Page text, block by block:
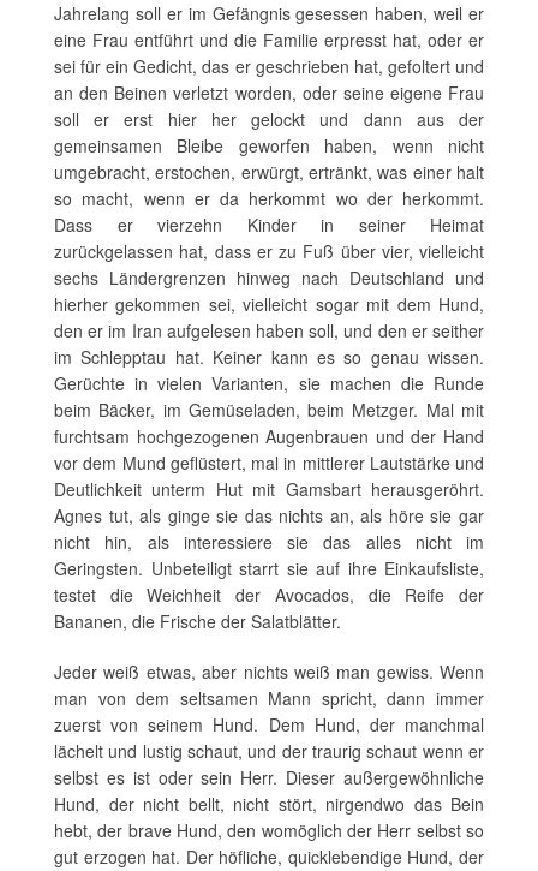
Jahrelang soll er im Gefängnis gesessen haben, weil er
eine Frau entführt und die Familie erpresst hat, oder er
sei für ein Gedicht, das er geschrieben hat, gefoltert und
an den Beinen verletzt worden, oder seine eigene Frau
soll er erst hier her gelockt und dann aus der
gemeinsamen Bleibe geworfen haben, wenn nicht
umgebracht, erstochen, erwürgt, ertränkt, was einer halt
so macht, wenn er da herkommt wo der herkommt.
Dass er vierzehn Kinder in seiner Heimat
zurückgelassen hat, dass er zu Fuß über vier, vielleicht
sechs Ländergrenzen hinweg nach Deutschland und
hierher gekommen sei, vielleicht sogar mit dem Hund,
den er im Iran aufgelesen haben soll, und den er seither
im Schlepptau hat. Keiner kann es so genau wissen.
Gerüchte in vielen Varianten, sie machen die Runde
beim Bäcker, im Gemüseladen, beim Metzger. Mal mit
furchtsam hochgezogenen Augenbrauen und der Hand
vor dem Mund geflüstert, mal in mittlerer Lautstärke und
Deutlichkeit unterm Hut mit Gamsbart herausgeröhrt.
Agnes tut, als ginge sie das nichts an, als höre sie gar
nicht hin, als interessiere sie das alles nicht im
Geringsten. Unbeteiligt starrt sie auf ihre Einkaufsliste,
testet die Weichheit der Avocados, die Reife der
Bananen, die Frische der Salatblätter.
Jeder weiß etwas, aber nichts weiß man gewiss. Wenn
man von dem seltsamen Mann spricht, dann immer
zuerst von seinem Hund. Dem Hund, der manchmal
lächelt und lustig schaut, und der traurig schaut wenn er
selbst es ist oder sein Herr. Dieser außergewöhnliche
Hund, der nicht bellt, nicht stört, nirgendwo das Bein
hebt, der brave Hund, den womöglich der Herr selbst so
gut erzogen hat. Der höfliche, quicklebendige Hund, der